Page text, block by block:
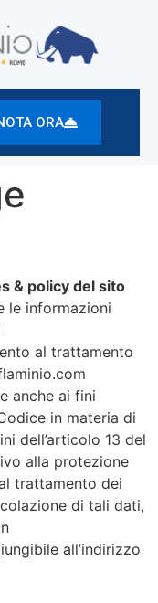
ORA
& policy del sito
le informazioni
al trattamento
anche ai fini
in materia di
dell’articolo 13 del
alla protezione
trattamento dei
di tali dati,
all’indirizzo